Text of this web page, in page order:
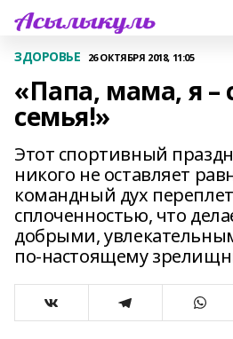
ЗДОРОВЬЕ 26 ОКТЯБРЯ 2018, 11:05
«Папа, мама, я –
семья!»
Этот спортивный
никого не оставляет
командный дух
сплоченностью, что
добрыми,
по-настоящему